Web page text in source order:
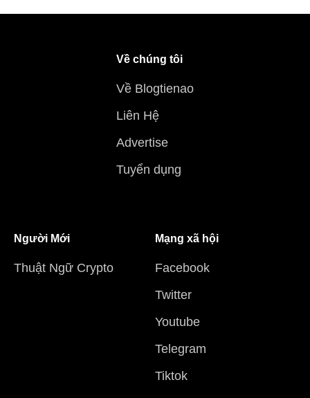
Về chúng tôi
Về Blogtienao
Liên Hệ
Advertise
Tuyển dụng
Người Mới
Thuật Ngữ Crypto
Mạng xã hội
Facebook
Twitter
Youtube
Telegram
Tiktok